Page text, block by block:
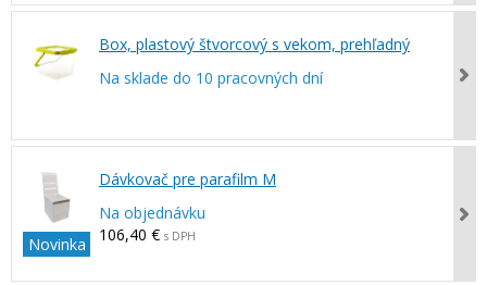
Box, plastový štvorcový s vekom, prehľadný
Na sklade do 10 pracovných dní
Novinka
Dávkovač pre parafilm M
Na objednávku
106,40 € s DPH